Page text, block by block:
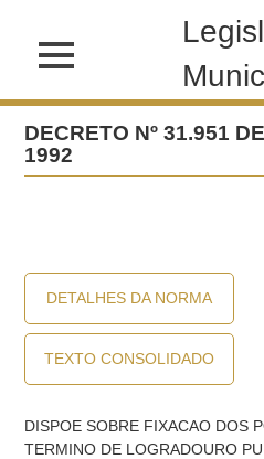
DECRETO Nº 31.951
1992
DETALHES DA NORMA
TEXTO CONSOLIDADO
DISPOE SOBRE FIXACAO DOS
TERMINO DE LOGRADOURO